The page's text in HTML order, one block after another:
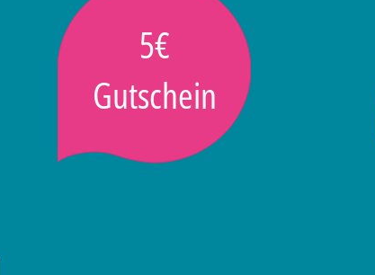
5€
Gutschein